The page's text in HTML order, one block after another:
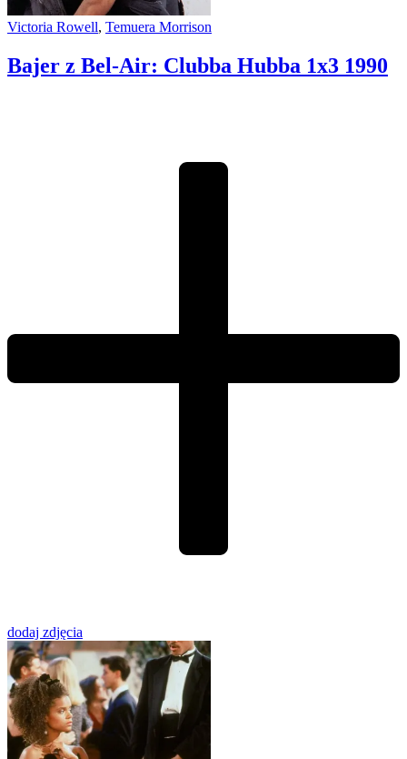
Victoria Rowell, Temuera Morrison
Bajer z Bel-Air: Clubba Hubba 1x3 1990
dodaj zdjęcia